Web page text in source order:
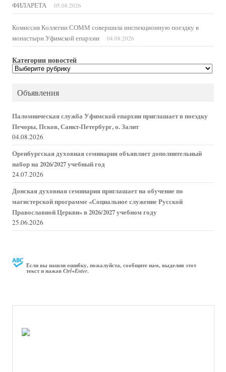
ФИЛАРЕТА
05.08.2026
Комиссия Коллегии СОММ совершила инспекционную поездку в
монастыри Уфимской епархии
04.08.2026
Категории новостей
Категории
новостей
Объявления
Паломническая служба Уфимской епархии приглашает в поездку
Печоры, Псков, Санкт-Петербург, о. Залит
04.08.2026
Оренбургская духовная семинария объявляет дополнительный
набор на 2026/2027 учебный год
24.07.2026
Донская духовная семинария приглашает на обучение по
магистерской программе «Социальное служение Русской
Православной Церкви» в 2026/2027 учебном году
25.06.2026
Если вы нашли ошибку, пожалуйста, сообщите нам, выделив этот
текст и нажавCtrl+Enter.